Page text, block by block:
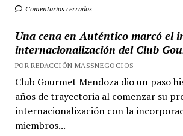
Comentarios cerrados
Una cena en Auténtico marcó el
internacionalización del Club
POR REDACCIÓN MASSNEGOCIOS
Club Gourmet Mendoza dio un paso
años de trayectoria al comenzar su
internacionalización con la
miembros...